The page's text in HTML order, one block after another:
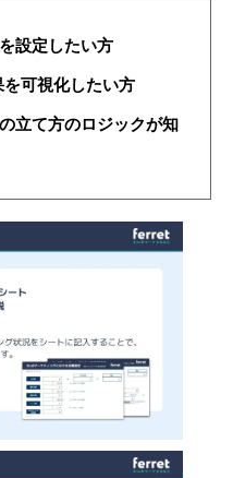
設定したい方
可視化したい方
立て方のロジックが知